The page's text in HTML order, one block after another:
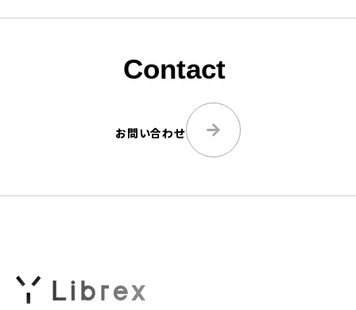
Contact
お問い合わせ